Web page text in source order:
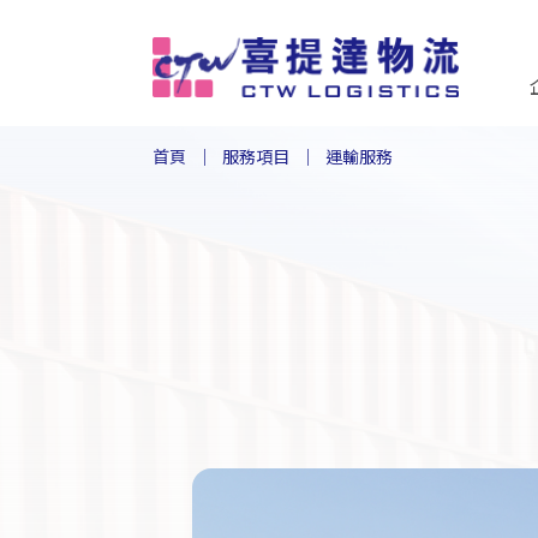
首頁 服務項目 運輸服務